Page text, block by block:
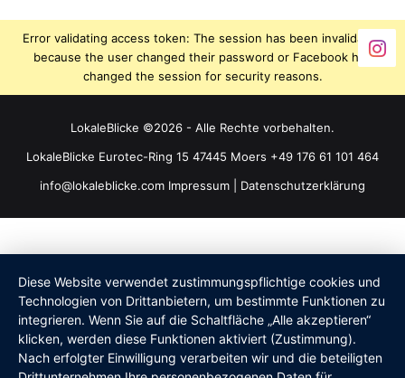
Error validating access token: The session has been invalidated
because the user changed their password or Facebook has
changed the session for security reasons.
LokaleBlicke ©2026 - Alle Rechte vorbehalten.
LokaleBlicke Eurotec-Ring 15 47445 Moers +49 176 61 101 464
info@lokaleblicke.com Impressum Datenschutzerklärung
Diese Website verwendet zustimmungspflichtige cookies und
Technologien von Drittanbietern, um bestimmte Funktionen zu
integrieren. Wenn Sie auf die Schaltfläche „Alle akzeptieren“
klicken, werden diese Funktionen aktiviert (Zustimmung).
Nach erfolgter Einwilligung verarbeiten wir und die beteiligten